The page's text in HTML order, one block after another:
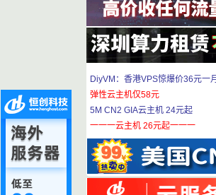
DiyVM：香港VPS惊爆价36元一月
弹性云主机仅58元
5M CN2 GIA云主机 24元起
一一一云主机 26元起一一一